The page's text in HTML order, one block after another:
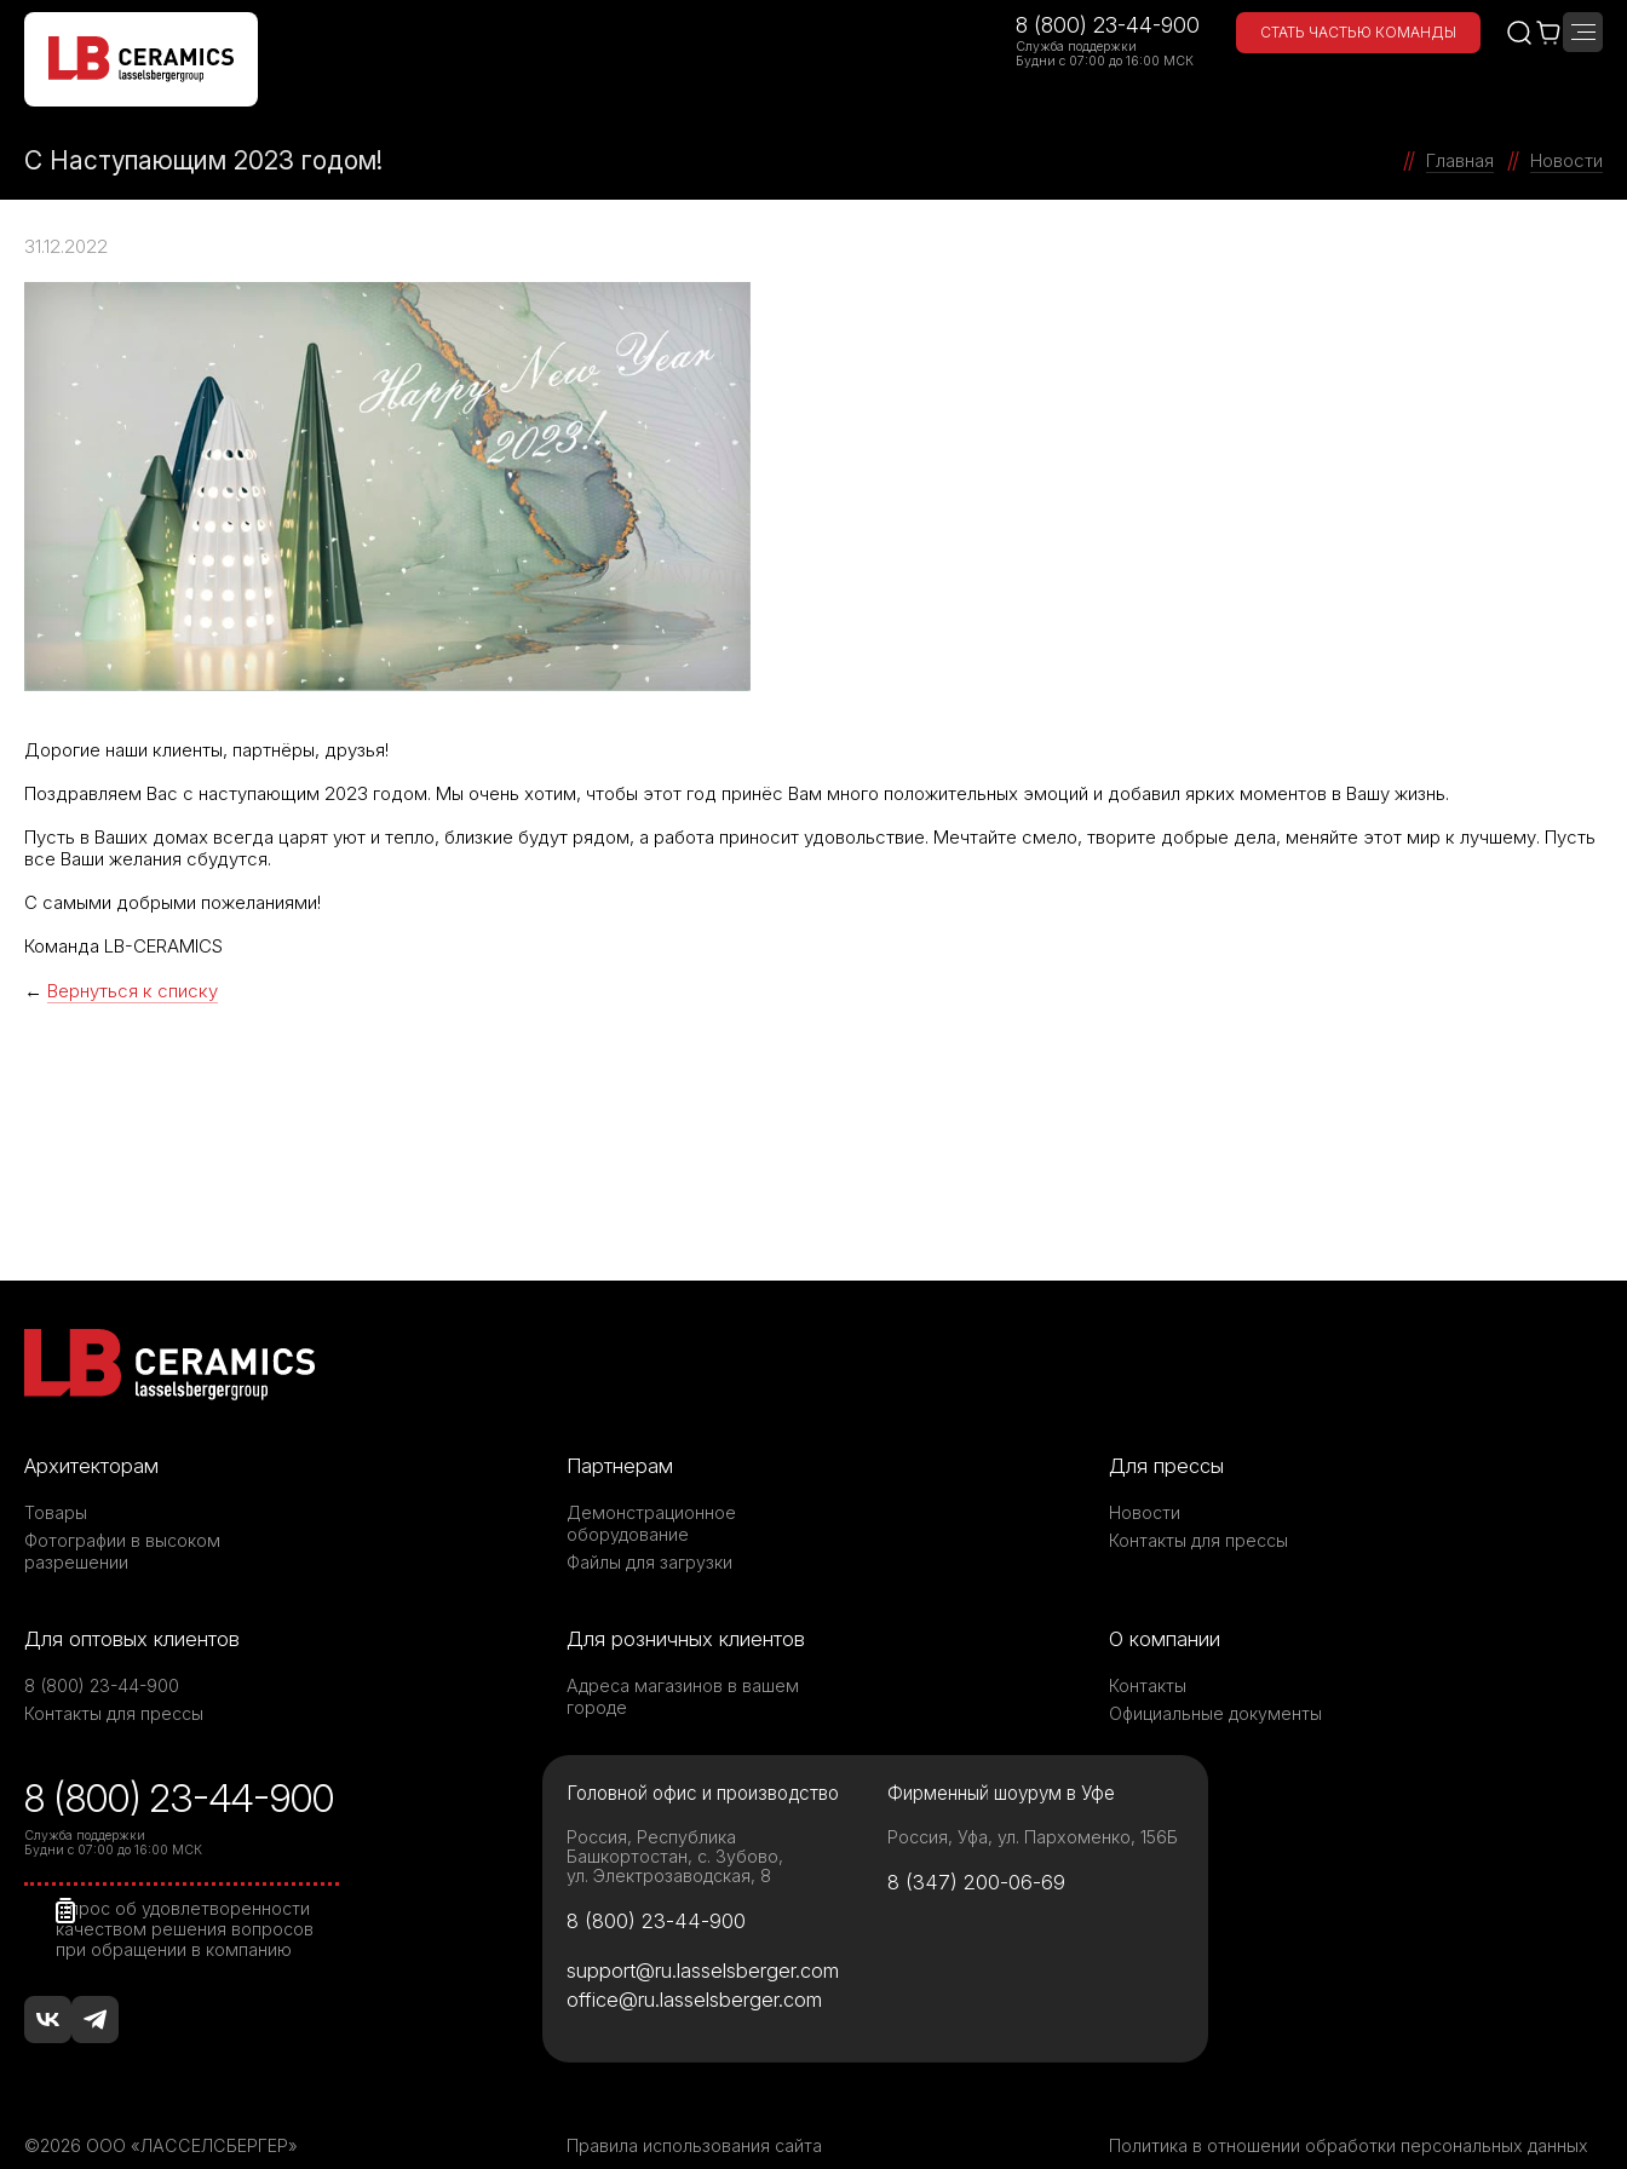
8 (800) 23-44-900
Служба поддержки
Будни с 07:00 до 16:00 МСК
СТАТЬ ЧАСТЬЮ КОМАНДЫ
С Наступающим 2023 годом! Главная Новости
31.12.2022
Дорогие наши клиенты, партнёры, друзья!
Поздравляем Вас с наступающим 2023 годом. Мы очень хотим, чтобы этот год принёс Вам много положительных эмоций и добавил ярких моментов в Вашу жизнь.
Пусть в Ваших домах всегда царят уют и тепло, близкие будут рядом, а работа приносит удовольствие. Мечтайте смело, творите добрые дела, меняйте этот мир к лучшему. Пусть
все Ваши желания сбудутся.
С самыми добрыми пожеланиями!
Команда LB-CERAMICS
← Вернуться к списку
Архитекторам
Товары
Фотографии в высоком
разрешении
Партнерам
Демонстрационное
оборудование
Файлы для загрузки
Для прессы
Новости
Контакты для прессы
Для оптовых клиентов
8 (800) 23-44-900
Контакты для прессы
Для розничных клиентов
Адреса магазинов в вашем
городе
О компании
Контакты
Официальные документы
8 (800) 23-44-900
Служба поддержки
Будни с 07:00 до 16:00 МСК
Опрос об удовлетворенности
качеством решения вопросов
при обращении в компанию
Головной офис и производство
Россия, Республика
Башкортостан, с. Зубово,
ул. Электрозаводская, 8
8 (800) 23-44-900
Фирменный шоурум в Уфе
Россия, Уфа, ул. Пархоменко, 156Б
8 (347) 200-06-69
support@ru.lasselsberger.com
office@ru.lasselsberger.com
©2026 ООО «ЛАССЕЛСБЕРГЕР» Правила использования сайта Политика в отношении обработки персональных данных